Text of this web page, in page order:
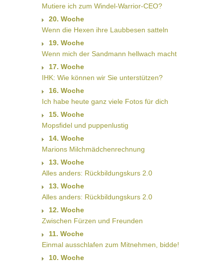
Mutiere ich zum Windel-Warrior-CEO?
20. Woche
Wenn die Hexen ihre Laubbesen satteln
19. Woche
Wenn mich der Sandmann hellwach macht
17. Woche
IHK: Wie können wir Sie unterstützen?
16. Woche
Ich habe heute ganz viele Fotos für dich
15. Woche
Mopsfidel und puppenlustig
14. Woche
Marions Milchmädchenrechnung
13. Woche
Alles anders: Rückbildungskurs 2.0
13. Woche
Alles anders: Rückbildungskurs 2.0
12. Woche
Zwischen Fürzen und Freunden
11. Woche
Einmal ausschlafen zum Mitnehmen, bidde!
10. Woche